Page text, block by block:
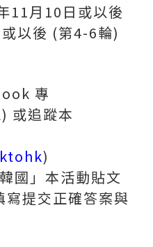
11月10日或以後
以後 (第4-6輪)
專
) 或追蹤本
)
國」本活動貼文
寫提交正確答案與